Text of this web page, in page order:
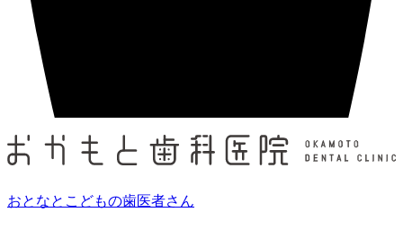
おとなとこどもの歯医者さん